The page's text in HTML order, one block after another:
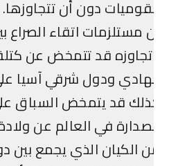
دون أن تتجاوزها.
مستلزمات اتقاء الصراع بين
قد تتمخض عن كتلة
ودول شرقي آسيا على
قد يتمخض السباق على
في العالم عن ولادة
الكيان الذي يجمع بين دول